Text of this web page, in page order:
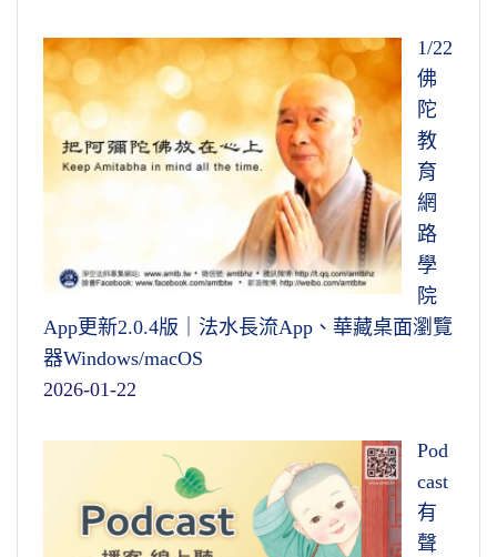
1/22
佛
陀
教
育
網
路
學
院
App更新2.0.4版｜法水長流App、華藏桌面瀏覽
器Windows/macOS
2026-01-22
Pod
cast
有
聲